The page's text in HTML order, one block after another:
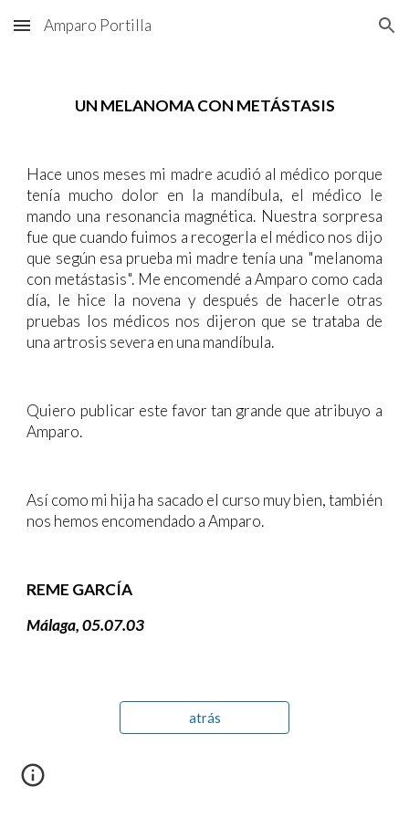
Skip to main content Skip to navigation
Amparo Portilla
UN MELANOMA CON METÁSTASIS
Hace unos meses mi madre acudió al médico porque
tenía mucho dolor en la mandíbula, el médico le
mando una resonancia magnética. Nuestra sorpresa
fue que cuando fuimos a recogerla el médico nos dijo
que según esa prueba mi madre tenía una "melanoma
con metástasis". Me encomendé a Amparo como cada
día, le hice la novena y después de hacerle otras
pruebas los médicos nos dijeron que se trataba de
una artrosis severa en una mandíbula.
Quiero publicar este favor tan grande que atribuyo a
Amparo.
Así como mi hija ha sacado el curso muy bien, también
nos hemos encomendado a Amparo.
REME GARCÍA
Málaga, 05.07.03
atrás